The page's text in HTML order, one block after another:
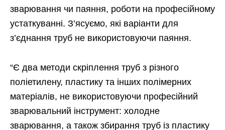
зварювання чи паяння, роботи на професійному
устаткуванні. З’ясуємо, які варіанти для
з’єднання труб не використовуючи паяння.
“Є два методи скріплення труб з різного
поліетилену, пластику та інших полімерних
матеріалів, не використовуючи професійний
зварювальний інструмент: холодне
зварювання, а також збирання труб із пластику